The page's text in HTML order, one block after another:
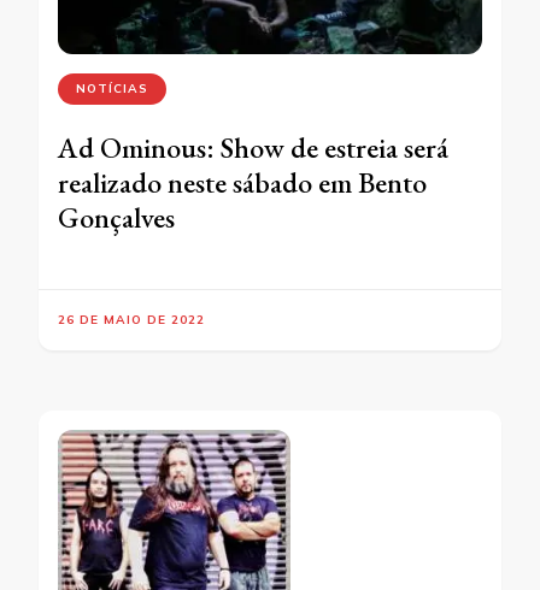
NOTÍCIAS
Ad Ominous: Show de estreia será
realizado neste sábado em Bento
Gonçalves
26 DE MAIO DE 2022